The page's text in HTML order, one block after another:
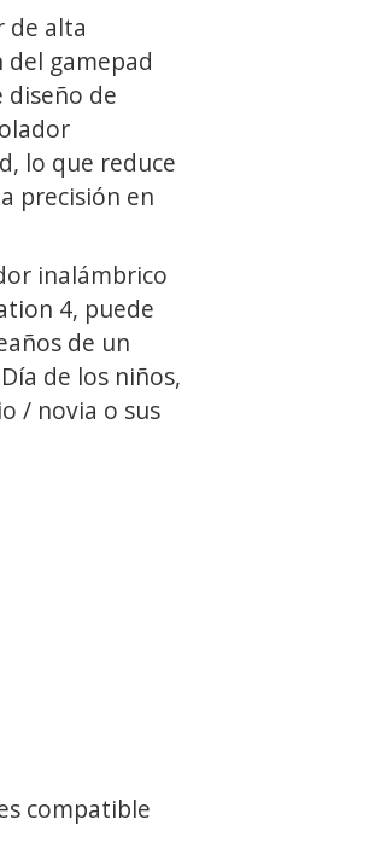
de alta
gamepad
diseño de
lo que reduce
precisión en
inalámbrico
4, puede
de un
de los niños,
/ novia o sus
compatible